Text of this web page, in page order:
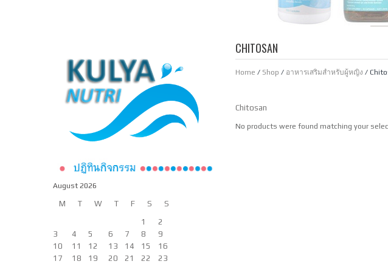
CHITOSAN
Home / Shop / อาหารเสริมสำหรับผู้หญิง /
Chitosan
No products were found matching your
August 2026
M T W T F S S
1
2
3
4 5 6 7 8
9
10
11 12 13 14 15
16
17
18 19 20 21 22
23